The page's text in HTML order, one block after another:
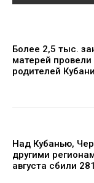
Более 2,5 тыс.
матерей
родителей Кубани
Над Кубанью,
другими
августа сбили